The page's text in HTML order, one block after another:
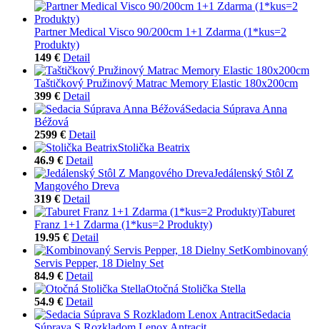
Partner Medical Visco 90/200cm 1+1 Zdarma (1*kus=2
Produkty)
149 € Detail
Taštičkový Pružinový Matrac Memory Elastic 180x200cm
399 € Detail
Sedacia Súprava Anna
Béžová
2599 € Detail
Stolička Beatrix
46.9 € Detail
Jedálenský Stôl Z
Mangového Dreva
319 € Detail
Taburet
Franz 1+1 Zdarma (1*kus=2 Produkty)
19.95 € Detail
Kombinovaný
Servis Pepper, 18 Dielny Set
84.9 € Detail
Otočná Stolička Stella
54.9 € Detail
Sedacia